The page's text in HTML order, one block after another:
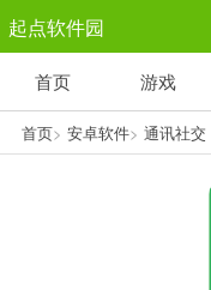
起点软件园
塔防游戏
1千+款游戏
首页 游戏
首页> 安卓软件> 通讯社交